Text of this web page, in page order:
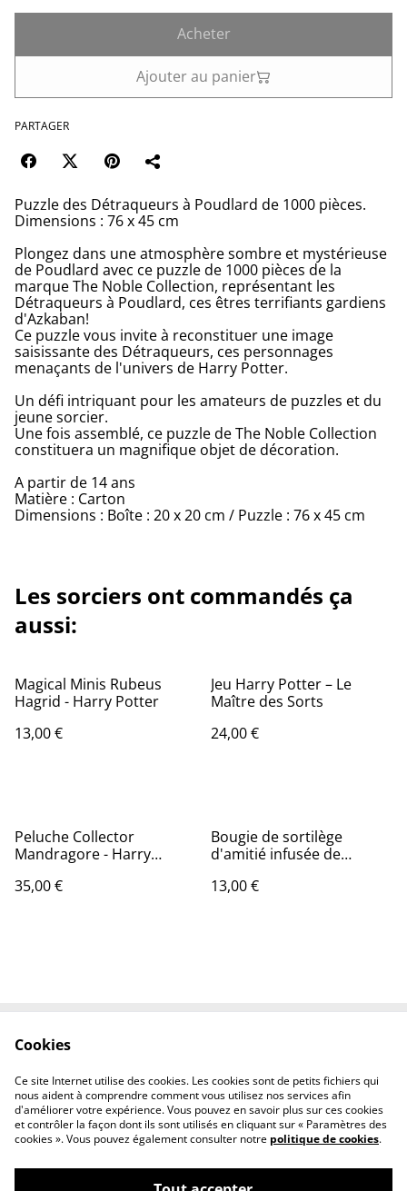
Acheter
Ajouter au panier
PARTAGER
Puzzle des Détraqueurs à Poudlard de 1000 pièces.
Dimensions : 76 x 45 cm
Plongez dans une atmosphère sombre et mystérieuse
de Poudlard avec ce puzzle de 1000 pièces de la
marque The Noble Collection, représentant les
Détraqueurs à Poudlard, ces êtres terrifiants gardiens
d'Azkaban!
Ce puzzle vous invite à reconstituer une image
saisissante des Détraqueurs, ces personnages
menaçants de l'univers de Harry Potter.
Un défi intriquant pour les amateurs de puzzles et du
jeune sorcier.
Une fois assemblé, ce puzzle de The Noble Collection
constituera un magnifique objet de décoration.
A partir de 14 ans
Matière : Carton
Dimensions : Boîte : 20 x 20 cm / Puzzle : 76 x 45 cm
Les sorciers ont commandés ça
aussi:
Magical Minis Rubeus
Hagrid - Harry Potter
13,00 €
Jeu Harry Potter – Le
Maître des Sorts
24,00 €
Peluche Collector
Mandragore - Harry
35,00 €
Bougie de sortilège
d'amitié infusée de
13,00 €
Privacy Policy
Cookie Policy
Conditions générales
Cookies
Ce site Internet utilise des cookies. Les cookies sont de petits fichiers qui
nous aident à comprendre comment vous utilisez nos services afin
d'améliorer votre expérience. Vous pouvez en savoir plus sur ces cookies
et contrôler la façon dont ils sont utilisés en cliquant sur « Paramètres des
cookies ». Vous pouvez également consulter notre politique de cookies.